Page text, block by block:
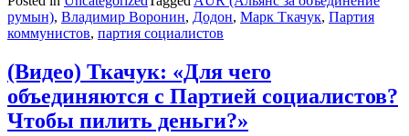
румын), Владимир Воронин, Додон, Марк Ткачук, Партия
коммунистов, партия социалистов
(Видео) Ткачук: «Для чего
объединяются с Партией социалистов?
Чтобы пилить деньги?»